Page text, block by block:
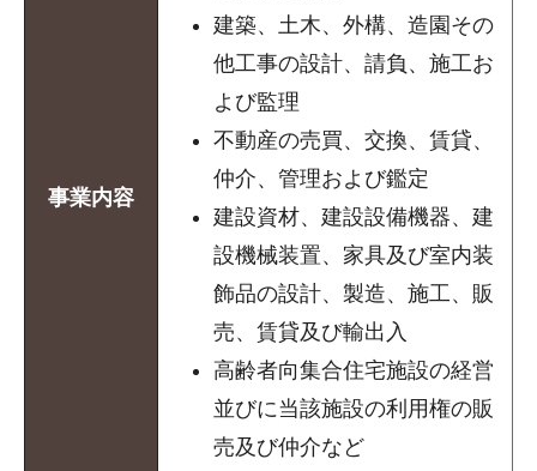
事業内容
建築、土木、外構、造園その
他工事の設計、請負、施工お
よび監理
不動産の売買、交換、賃貸、
仲介、管理および鑑定
建設資材、建設設備機器、建
設機械装置、家具及び室内装
飾品の設計、製造、施工、販
売、賃貸及び輸出入
高齢者向集合住宅施設の経営
並びに当該施設の利用権の販
売及び仲介など